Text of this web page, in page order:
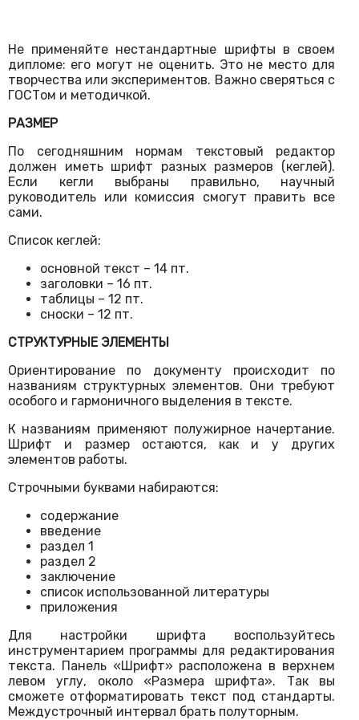
Не применяйте нестандартные шрифты в своем
дипломе: его могут не оценить. Это не место для
творчества или экспериментов. Важно сверяться с
ГОСТом и методичкой.
РАЗМЕР
По сегодняшним нормам текстовый редактор
должен иметь шрифт разных размеров (кеглей).
Если кегли выбраны правильно, научный
руководитель или комиссия смогут править все
сами.
Список кеглей:
основной текст – 14 пт.
заголовки – 16 пт.
таблицы – 12 пт.
сноски – 12 пт.
СТРУКТУРНЫЕ ЭЛЕМЕНТЫ
Ориентирование по документу происходит по
названиям структурных элементов. Они требуют
особого и гармоничного выделения в тексте.
К названиям применяют полужирное начертание.
Шрифт и размер остаются, как и у других
элементов работы.
Строчными буквами набираются:
содержание
введение
раздел 1
раздел 2
заключение
список использованной литературы
приложения
Для настройки шрифта воспользуйтесь
инструментарием программы для редактирования
текста. Панель «Шрифт» расположена в верхнем
левом углу, около «Размера шрифта». Так вы
сможете отформатировать текст под стандарты.
Междустрочный интервал брать полуторным.